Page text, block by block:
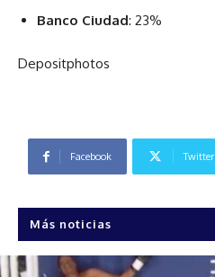
Banco Ciudad: 23%
Depositphotos
Facebook Twitter
Más noticias